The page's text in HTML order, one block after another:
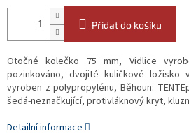
Přidat do košíku
Otočné kolečko 75 mm, Vidlice
pozinkováno, dvojité kuličkové
vyroben z polypropylénu, Běhoun:
šedá-neznačkující, protivláknový kryt,
Detailní informace